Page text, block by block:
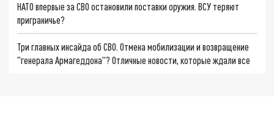
НАТО впервые за СВО остановили поставки оружия. ВСУ теряют
приграничье?
Три главных инсайда об СВО. Отмена мобилизации и возвращение
"генерала Армагеддона"? Отличные новости, которые ждали все